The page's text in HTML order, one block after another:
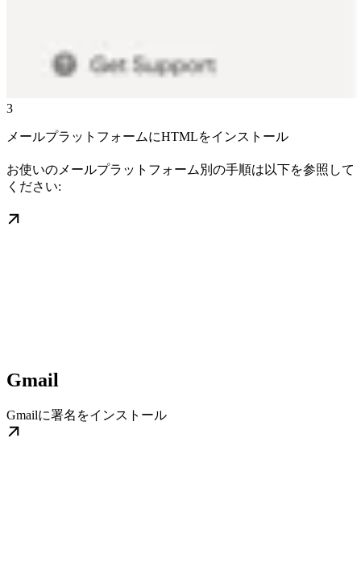
3
メールプラットフォームにHTMLをインストール
お使いのメールプラットフォーム別の手順は以下を参照して
ください:
Gmail
Gmailに署名をインストール